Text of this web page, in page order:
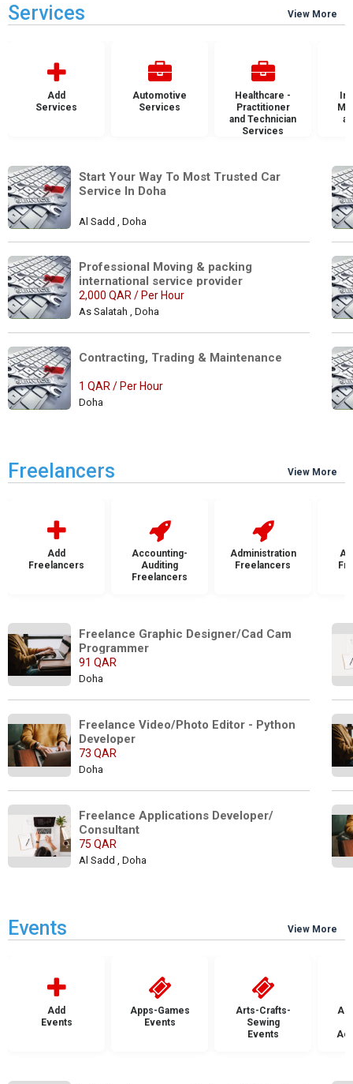
Services View More
Add
Services
Automotive
Services
Healthcare -
Practitioner
and Technician
Services
Start Your Way To Most Trusted Car
Service In Doha
Al Sadd , Doha
Professional Moving & packing
international service provider
2,000 QAR / Per Hour
As Salatah , Doha
1 QAR / Per Hour
Doha
Freelancers View More
Add
Freelancers
Accounting-
Auditing
Freelancers
Administration
Freelancers
Freelance Graphic Designer/Cad Cam
Programmer
91 QAR
Doha
Freelance Video/Photo Editor - Python
Developer
73 QAR
Doha
Freelance Applications Developer/
Consultant
75 QAR
Al Sadd , Doha
Events View More
Add
Events
Apps-Games
Events
Arts-Crafts-
Sewing
Events